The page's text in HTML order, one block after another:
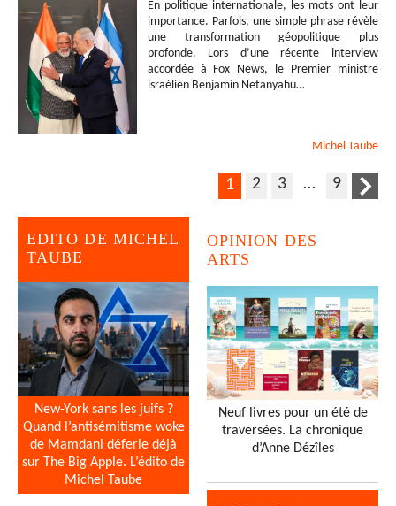
En politique internationale, les mots ont leur
importance. Parfois, une simple phrase révèle
une transformation géopolitique plus
profonde. Lors d’une récente interview
accordée à Fox News, le Premier ministre
israélien Benjamin Netanyahu…
Michel Taube
1 2 3 … 9
EDITO DE MICHEL
TAUBE
New-York sans les juifs ?
Quand l’antisémitisme woke
de Mamdani déferle déjà
sur The Big Apple. L’édito de
Michel Taube
OPINION DES
ARTS
Neuf livres pour un été de
traversées. La chronique
d’Anne Dézîles